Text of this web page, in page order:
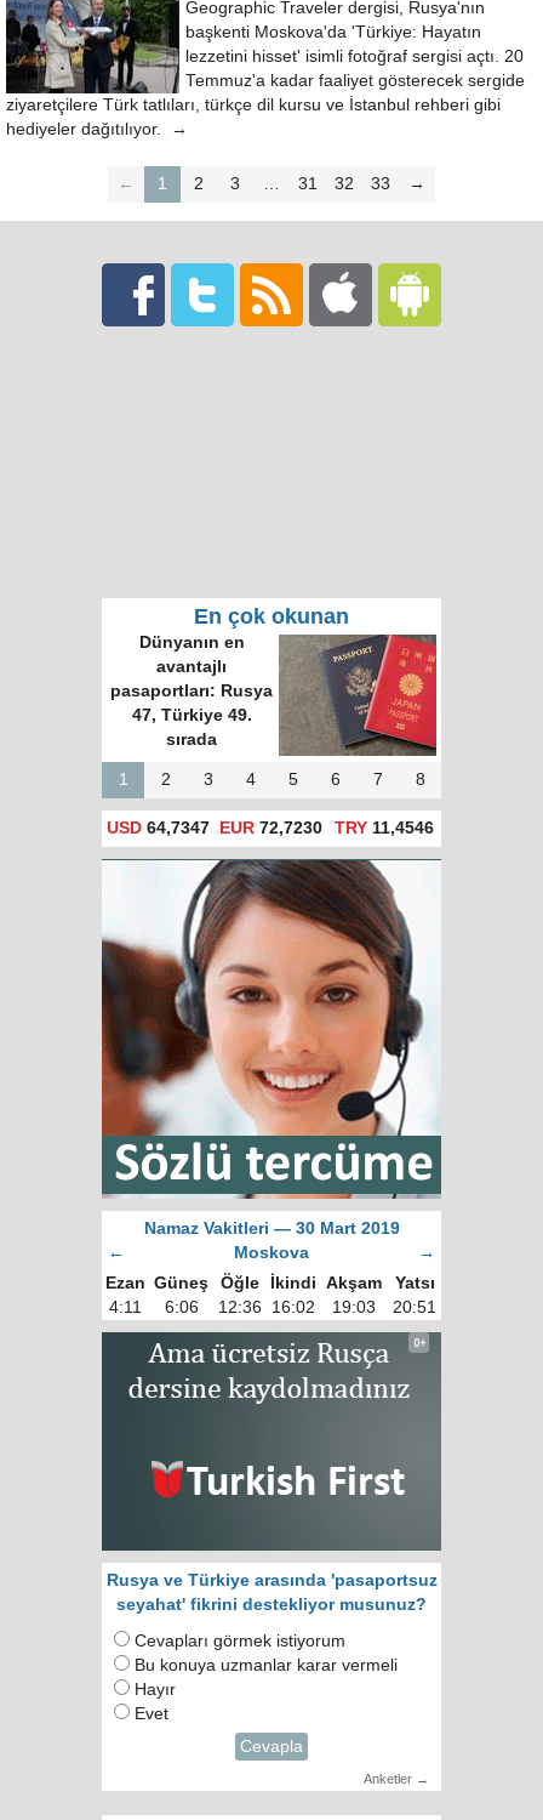
Geographic Traveler dergisi, Rusya'nın
başkenti Moskova'da 'Türkiye: Hayatın
lezzetini hisset' isimli fotoğraf sergisi açtı. 20
Temmuz'a kadar faaliyet gösterecek sergide
ziyaretçilere Türk tatlıları, türkçe dil kursu ve İstanbul rehberi gibi
hediyeler dağıtılıyor. →
← 1 2 3 … 31 32 33 →
En çok okunan
Dünyanın en
avantajlı
pasaportları: Rusya
47, Türkiye 49.
sırada
1 2 3 4 5 6 7 8
USD 64,7347 EUR 72,7230 TRY 11,4546
Namaz Vakitleri — 30 Mart 2019
←
Moskova
→
Ezan Güneş Öğle İkindi Akşam
Yatsı
4:11
6:06 12:36 16:02 19:03 20:51
Rusya ve Türkiye arasında 'pasaportsuz
seyahat' fikrini destekliyor musunuz?
Cevapları görmek istiyorum
Bu konuya uzmanlar karar vermeli
Hayır
Evet
Cevapla
Anketler →